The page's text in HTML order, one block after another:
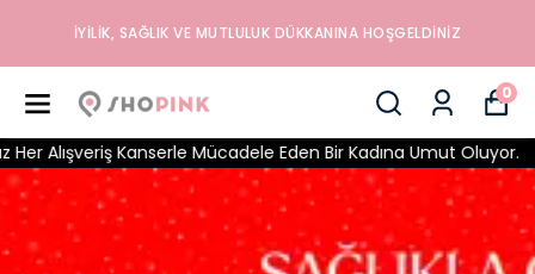
İYILIK, SAĞLIK VE MUTLULUK DÜKKANINA HOŞGELDINIZ
0
Mücadele Eden Bir Kadına Umut Oluyor. Buradan